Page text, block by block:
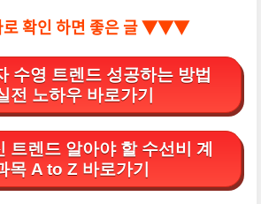
확인 하면 좋은 글 ▼▼▼
수영 트렌드 성공하는 방법
전 노하우 바로가기
트렌드 알아야 할 수선비 계
목 A to Z 바로가기